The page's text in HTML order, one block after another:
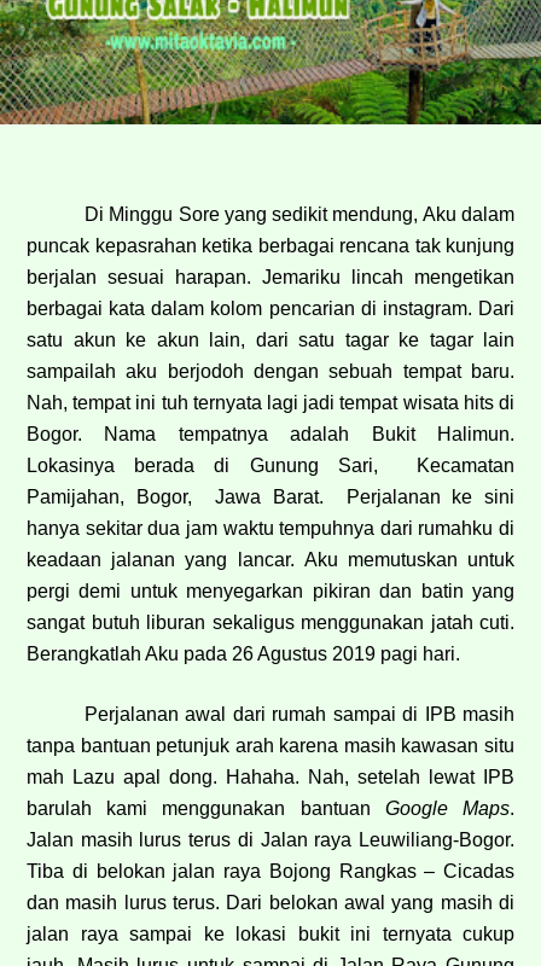
Di Minggu Sore yang sedikit mendung, Aku dalam
puncak kepasrahan ketika berbagai rencana tak kunjung
berjalan sesuai harapan. Jemariku lincah mengetikan
berbagai kata dalam kolom pencarian di instagram. Dari
satu akun ke akun lain, dari satu tagar ke tagar lain
sampailah aku berjodoh dengan sebuah tempat baru.
Nah, tempat ini tuh ternyata lagi jadi tempat wisata hits di
Bogor. Nama tempatnya adalah Bukit Halimun.
Lokasinya berada di Gunung Sari, Kecamatan
Pamijahan, Bogor, Jawa Barat. Perjalanan ke sini
hanya sekitar dua jam waktu tempuhnya dari rumahku di
keadaan jalanan yang lancar. Aku memutuskan untuk
pergi demi untuk menyegarkan pikiran dan batin yang
sangat butuh liburan sekaligus menggunakan jatah cuti.
Berangkatlah Aku pada 26 Agustus 2019 pagi hari.
Perjalanan awal dari rumah sampai di IPB masih
tanpa bantuan petunjuk arah karena masih kawasan situ
mah Lazu apal dong. Hahaha. Nah, setelah lewat IPB
barulah kami menggunakan bantuan Google Maps.
Jalan masih lurus terus di Jalan raya Leuwiliang-Bogor.
Tiba di belokan jalan raya Bojong Rangkas – Cicadas
dan masih lurus terus. Dari belokan awal yang masih di
jalan raya sampai ke lokasi bukit ini ternyata cukup